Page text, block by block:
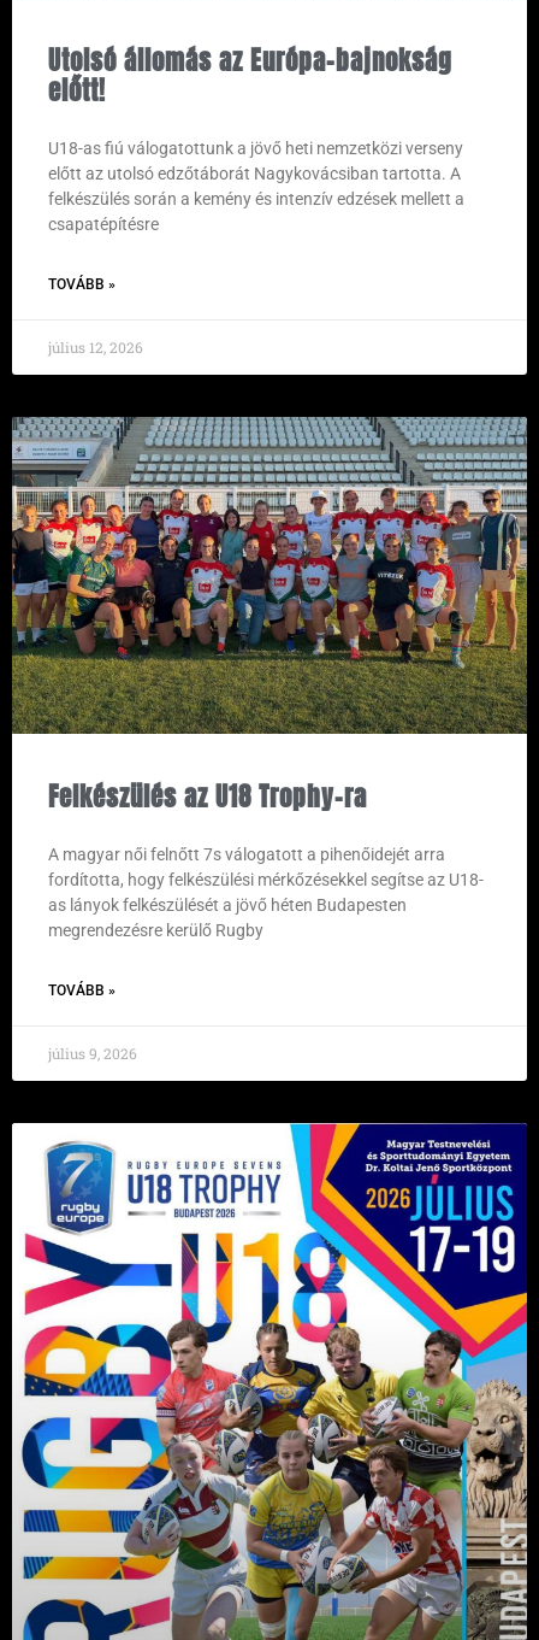
Utolsó állomás az Európa-bajnokság
előtt!
U18-as fiú válogatottunk a jövő heti nemzetközi verseny
előtt az utolsó edzőtáborát Nagykovácsiban tartotta. A
felkészülés során a kemény és intenzív edzések mellett a
csapatépítésre
TOVÁBB »
július 12, 2026
Felkészülés az U18 Trophy-ra
A magyar női felnőtt 7s válogatott a pihenőidejét arra
fordította, hogy felkészülési mérkőzésekkel segítse az U18-
as lányok felkészülését a jövő héten Budapesten
megrendezésre kerülő Rugby
TOVÁBB »
július 9, 2026